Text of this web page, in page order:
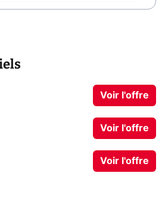
Voir l'offre
Voir l'offre
Voir l'offre